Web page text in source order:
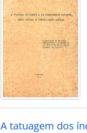
A tatuagem dos